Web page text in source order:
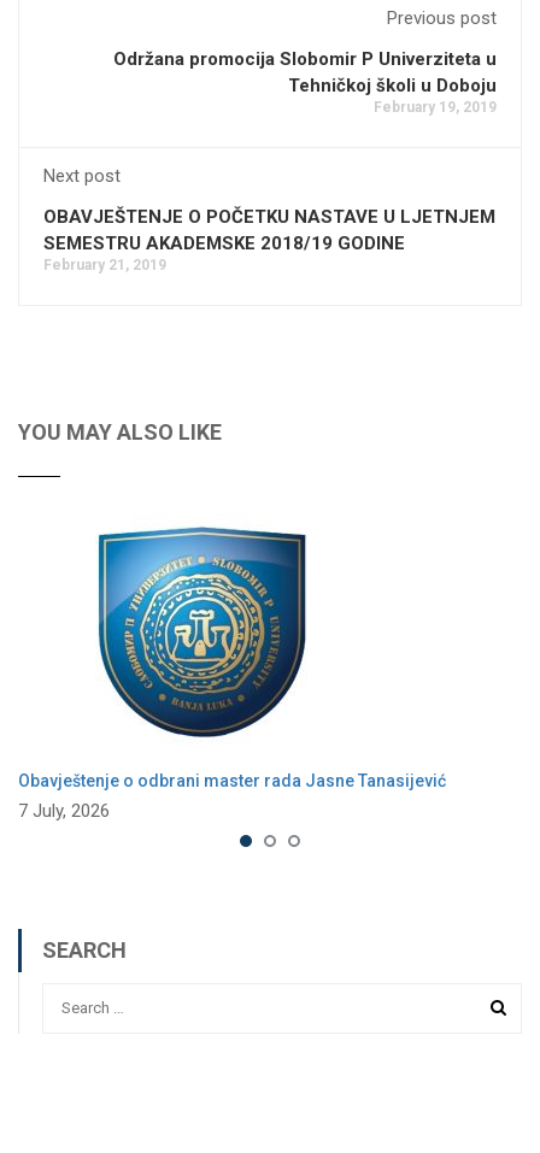
Previous post
Održana promocija Slobomir P Univerziteta u
Tehničkoj školi u Doboju
February 19, 2019
Next post
OBAVJEŠTENJE O POČETKU NASTAVE U LJETNJEM
SEMESTRU AKADEMSKE 2018/19 GODINE
February 21, 2019
YOU MAY ALSO LIKE
Obavještenje o odbrani master rada Jasne Tanasijević
7 July, 2026
SEARCH